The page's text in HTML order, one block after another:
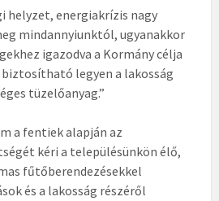
helyzet, energiakrízis nagy
mindannyiunktól, ugyanakkor
igazodva a Kormány célja
legyen a lakosság
tüzelőanyag.”
a fentiek alapján az
kéri a településünkön élő,
fűtőberendezésekkel
és a lakosság részéről